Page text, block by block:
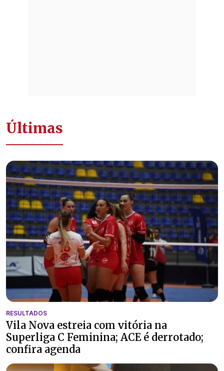
Últimas
RESULTADOS
Vila Nova estreia com vitória na
Superliga C Feminina; ACE é derrotado;
confira agenda